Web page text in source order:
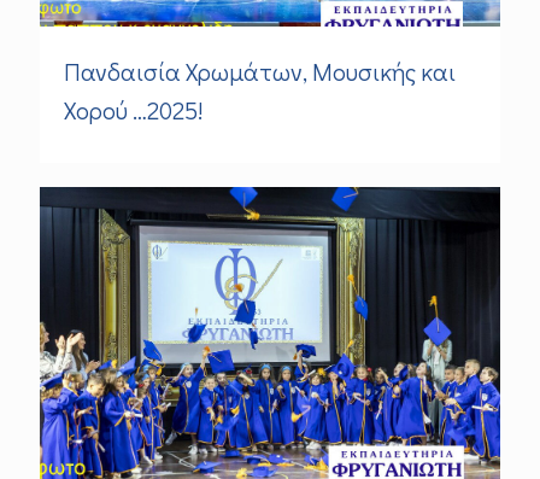
Πανδαισία Χρωμάτων, Μουσικής και
Χορού …2025!